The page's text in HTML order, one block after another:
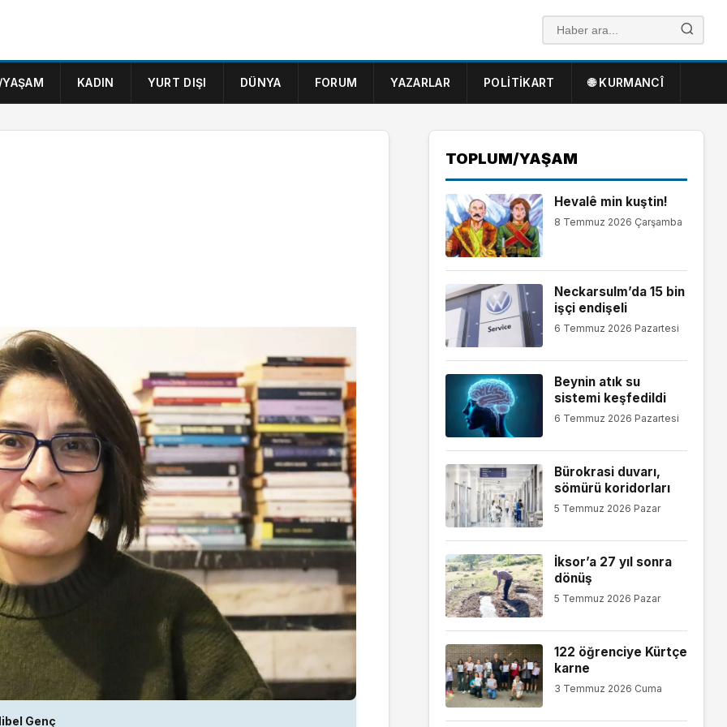
KADIN YURT DIŞI DÜNYA FORUM YAZARLAR POLITIKART 🌐 KURMANCÎ
Genç
TOPLUM/YAŞAM
Hevalê min kuştin!
8 Temmuz 2026 Çarşamba
Neckarsulm’da 15 bin
işçi endişeli
6 Temmuz 2026 Pazartesi
Beynin atık su
sistemi keşfedildi
6 Temmuz 2026 Pazartesi
Bürokrasi duvarı,
sömürü koridorları
5 Temmuz 2026 Pazar
İksor’a 27 yıl sonra
dönüş
5 Temmuz 2026 Pazar
122 öğrenciye Kürtçe
karne
3 Temmuz 2026 Cuma